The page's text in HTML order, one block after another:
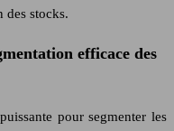
des stocks.
efficace des
pour segmenter les